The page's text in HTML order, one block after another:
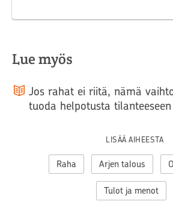
Lue myös
Jos rahat ei riitä, nämä
tuoda helpotusta tilanteeseen
LISÄÄ AIHEESTA
Raha Arjen talous
Tulot ja menot